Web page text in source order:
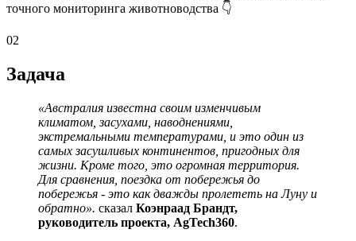
точного мониторинга животноводства 👇
02
Задача
«Австралия известна своим изменчивым
климатом, засухами, наводнениями,
экстремальными температурами, и это один из
самых засушливых континентов, пригодных для
жизни. Кроме того, это огромная территория.
Для сравнения, поездка от побережья до
побережья - это как дважды пролететь на Луну и
обратно». сказал Коэнраад Брандт,
руководитель проекта, AgTech360.